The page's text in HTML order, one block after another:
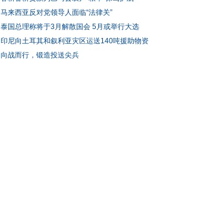
马来西亚反对党领导人面临“法律关”
泰国总理称将于3月解散国会 5月或举行大选
印尼向土耳其和叙利亚灾区运送140吨援助物资
向战而行，锻造投送尖兵